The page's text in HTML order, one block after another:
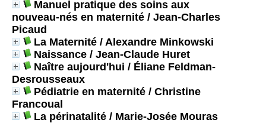
Manuel pratique des soins aux
nouveau-nés en maternité / Jean-Charles
Picaud
La Maternité / Alexandre Minkowski
Naissance / Jean-Claude Huret
Naître aujourd'hui / Éliane Feldman-
Desrousseaux
Pédiatrie en maternité / Christine
Francoual
La périnatalité / Marie-Josée Mouras